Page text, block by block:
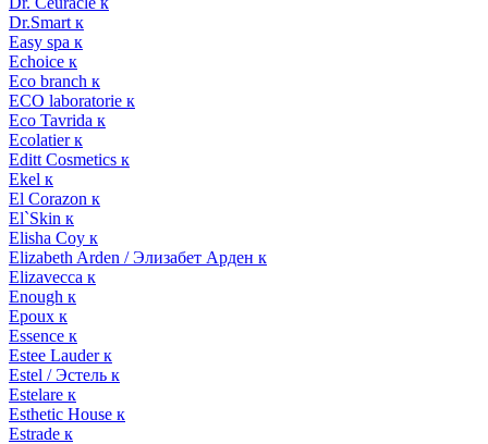
Dr.Smart к
Easy spa к
Echoice к
Eco branch к
ECO laboratorie к
Eco Tavrida к
Ecolatier к
Editt Cosmetics к
Ekel к
El Corazon к
El`Skin к
Elisha Coy к
Elizabeth Arden / Элизабет Арден к
Elizavecca к
Enough к
Epoux к
Essence к
Estee Lauder к
Estel / Эстель к
Estelare к
Esthetic House к
Estrade к